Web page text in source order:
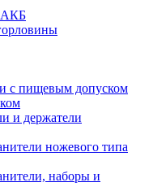
АКБ
с пищевым допуском
и держатели
ножевого типа
наборы и